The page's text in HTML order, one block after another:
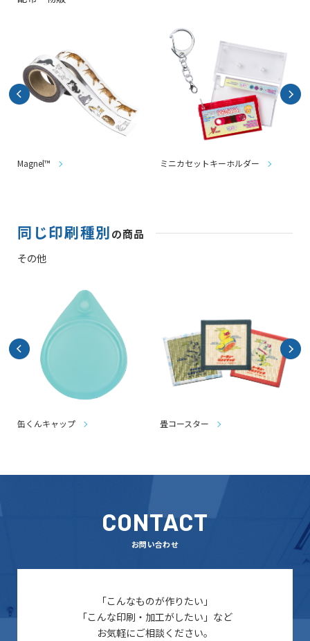
Magnel™ ミニカセットキーホルダー
同じ印刷種別の商品
その他
缶くんキャップ 畳コースター
CONTACT
お問い合わせ
「こんなものが作りたい」
「こんな印刷・加工がしたい」など
お気軽にご相談ください。